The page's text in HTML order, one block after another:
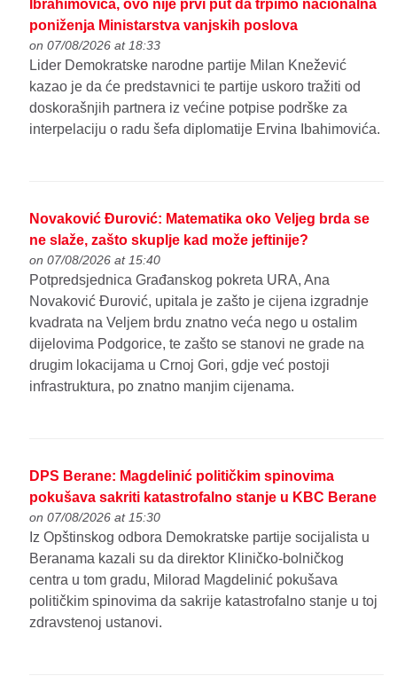
Ibrahimovića, ovo nije prvi put da trpimo nacionalna
poniženja Ministarstva vanjskih poslova
on 07/08/2026 at 18:33
Lider Demokratske narodne partije Milan Knežević
kazao je da će predstavnici te partije uskoro tražiti od
doskorašnjih partnera iz većine potpise podrške za
interpelaciju o radu šefa diplomatije Ervina Ibahimovića.
Novaković Đurović: Matematika oko Veljeg brda se
ne slaže, zašto skuplje kad može jeftinije?
on 07/08/2026 at 15:40
Potpredsjednica Građanskog pokreta URA, Ana
Novaković Đurović, upitala je zašto je cijena izgradnje
kvadrata na Veljem brdu znatno veća nego u ostalim
dijelovima Podgorice, te zašto se stanovi ne grade na
drugim lokacijama u Crnoj Gori, gdje već postoji
infrastruktura, po znatno manjim cijenama.
DPS Berane: Magdelinić političkim spinovima
pokušava sakriti katastrofalno stanje u KBC Berane
on 07/08/2026 at 15:30
Iz Opštinskog odbora Demokratske partije socijalista u
Beranama kazali su da direktor Kliničko-bolničkog
centra u tom gradu, Milorad Magdelinić pokušava
političkim spinovima da sakrije katastrofalno stanje u toj
zdravstenoj ustanovi.